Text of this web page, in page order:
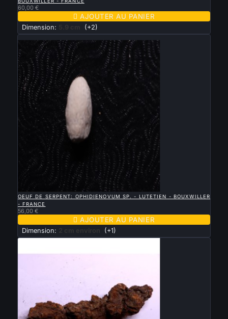
60,00 €
 AJOUTER AU PANIER
Dimension: 5.9 cm (+2)
Nouveau
APERÇU RAPIDE
OEUF DE SERPENT: OPHIDIENOVUM SP. - LUTETIEN - BOUXWILLER
- FRANCE
56,00 €
 AJOUTER AU PANIER
Dimension: 2 cm environ (+1)